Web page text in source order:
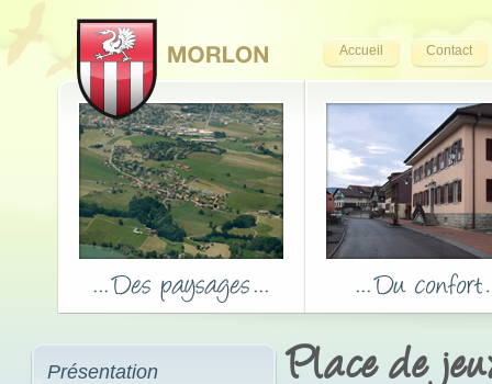
Accueil Contact
Présentation Place de